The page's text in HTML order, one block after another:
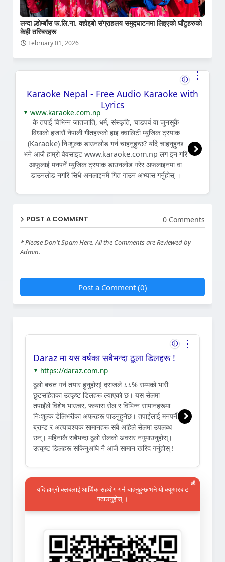
लग्दा ल्होम्बाँस फ.लि.ना. क्होइबो संग्राहलय समुद्घाटनमा लिइएको घाँटुहरुको
केही तस्बिरहरू
February 01, 2026
ⓘ ⋮
Karaoke Nepal - Free Audio Karaoke with
Lyrics
▼ www.karaoke.com.np
के तपाईं विभिन्न जातजाति, धर्म, संस्कृति, चाडपर्व वा जुनसुकै
विधाको हजारौं नेपाली गीतहरुको हाइ क्वालिटी म्युजिक ट्रयाक
(Karaoke) निःशुल्क डाउनलोड गर्न चाहनुहुन्छ? यदि चाहनुहुन्छ
भने आजै हाम्रो वेवसाइट www.karaoke.com.np लग इन गरि
आफूलाई मनपर्ने म्युजिक ट्रयाक डाउनलोड गरेर अफलाइनमा वा
डाउनलोड नगरि सिधै अनलाइनमै गित गाउन अभ्यास गर्नुहोस् ।
POST A COMMENT 0 Comments
* Please Don't Spam Here. All the Comments are Reviewed by
Admin.
Post a Comment (0)
ⓘ ⋮
Daraz मा यस वर्षका सबैभन्दा ठूला डिलहरू !
▼ https://daraz.com.np
ठूलो बचत गर्न तयार हुनुहोस्! दराजले ८८% सम्मको भारी
छुटसहितका उत्कृष्ट डिलहरू ल्याएको छ। यस सेलमा
तपाईंले विशेष भाउचर, फ्ल्यास सेल र विभिन्न सामानहरूमा
निःशुल्क डेलिभरीका अफरहरू पाउनुहुनेछ। तपाईंलाई मनपर्ने
ब्रान्ड र अत्यावश्यक सामानहरू सबै अहिले सेलमा उपलब्ध
छन्। महिनाकै सबैभन्दा ठूलो सेलको अवसर नगुमाउनुहोस्।
उत्कृष्ट डिलहरू सकिनुअघि नै आजै सामान खरिद गर्नुहोस् !
यदि हाम्रो क्लबलाई आर्थिक सहयोग गर्न चाहनुहुन्छ भने यो क्यूआरबाट
पठाउनुहोस् ।
💰